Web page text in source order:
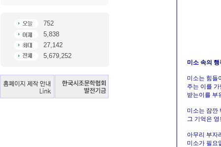
752
5,838
27,142
5,679,252
미소 속의 행
미소는 힘들
주는 이를
받는이를 부
미소는 잠깐
그 기억은
아무리 부자
미소가 필요